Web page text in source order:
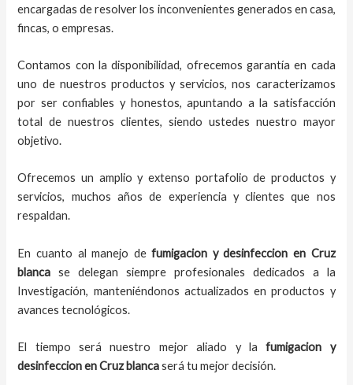
encargadas de resolver los inconvenientes generados en casa,
fincas, o empresas.
Contamos con la disponibilidad, ofrecemos garantía en cada
uno de nuestros productos y servicios, nos caracterizamos
por ser confiables y honestos, apuntando a la satisfacción
total de nuestros clientes, siendo ustedes nuestro mayor
objetivo.
Ofrecemos un amplio y extenso portafolio de productos y
servicios, muchos años de experiencia y clientes que nos
respaldan.
En cuanto almanejo defumigacion y desinfeccion en Cruz
blanca
se delegan siempre profesionales dedicados a la
Investigación, manteniéndonos actualizados en productos y
avances tecnológicos.
El tiempo será nuestro mejor aliado y la fumigacion y
desinfeccionenCruz blancaserá tu mejor decisión.